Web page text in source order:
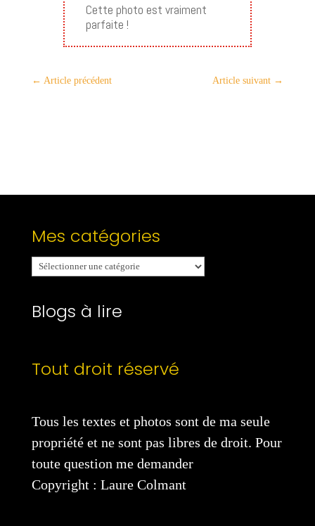
Cette photo est vraiment
parfaite !
← Article précédent Article suivant →
Mes catégories
Mes
catégories
Blogs à lire
Tout droit réservé
Tous les textes et photos sont de ma seule
propriété et ne sont pas libres de droit. Pour
toute question me demander
Copyright : Laure Colmant